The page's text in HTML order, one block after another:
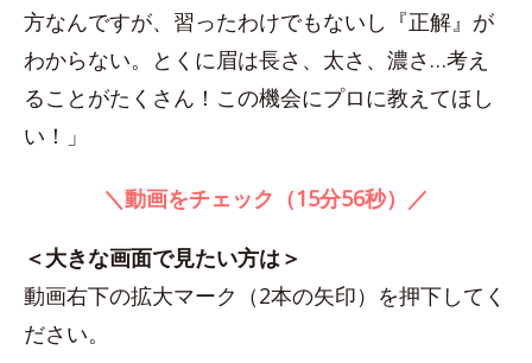
方なんですが、習ったわけでもないし『正解』が
わからない。とくに眉は長さ、太さ、濃さ…考え
ることがたくさん！この機会にプロに教えてほし
い！」
＼動画をチェック（15分56秒）／
＜大きな画面で見たい方は＞
動画右下の拡大マーク（2本の矢印）を押下してく
ださい。